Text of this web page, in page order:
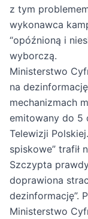
z tym
wykonawca
“opóźnioną i
wyborczą.
Ministerstwo
na
mechanizmach
emitowany do 5
Telewizji
spiskowe” trafił
Szczypta
doprawiona
dezinformację”.
Ministerstwo